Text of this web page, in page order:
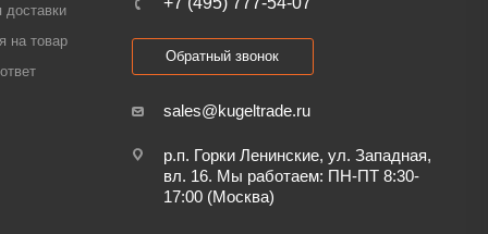
доставки
на товар
Обратный звонок
sales@kugeltrade.ru
р.п. Горки Ленинские, ул. Западная,
вл. 16. Мы работаем: ПН-ПТ 8:30-
17:00 (Москва)